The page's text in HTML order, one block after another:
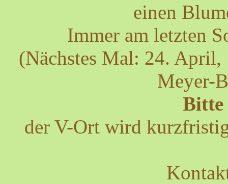
einen
Immer am letzten
(Nächstes Mal: 24.
Meyer-
Bitte
der V-Ort wird